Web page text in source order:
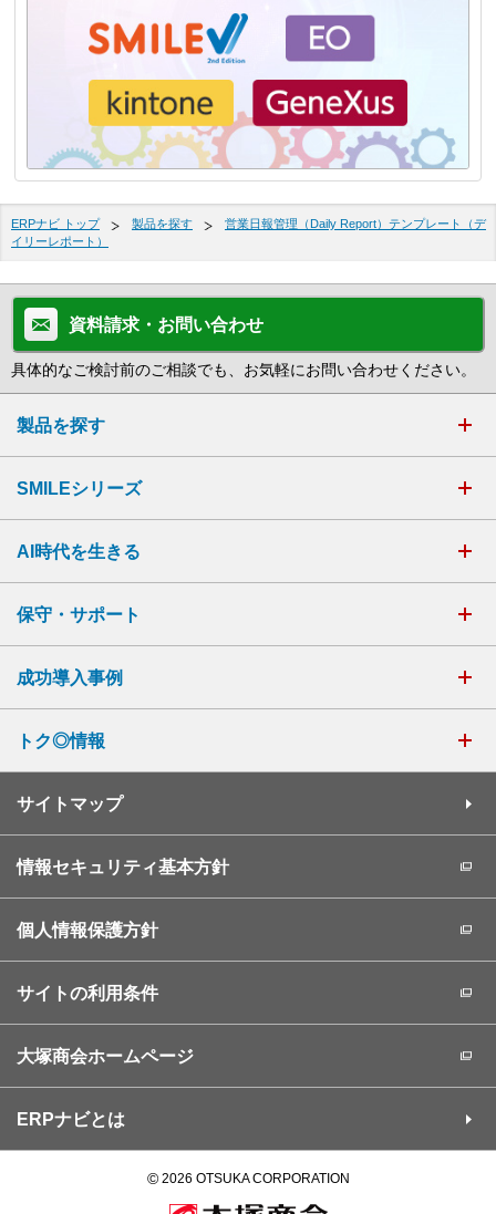
ERPナビ トップ 製品を探す
営業日報管理（Daily Report）テンプレート（デ
イリーレポート）
資料請求・お問い合わせ
具体的なご検討前のご相談でも、お気軽にお問い合わせください。
製品を探す
SMILEシリーズ
AI時代を生きる
保守・サポート
成功導入事例
トク◎情報
サイトマップ
情報セキュリティ基本方針
個人情報保護方針
サイトの利用条件
大塚商会ホームページ
ERPナビとは
©2026 OTSUKA CORPORATION